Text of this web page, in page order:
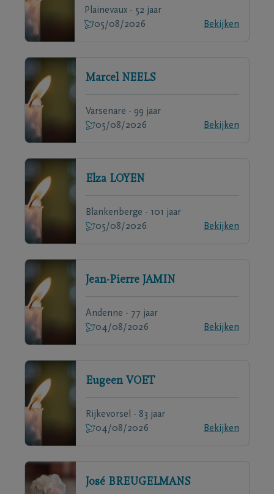
Plainevaux - 52 jaar
05/08/2026
Bekijken
Marcel NEELS
Varsenare - 99 jaar
05/08/2026
Bekijken
Elza LOYEN
Blankenberge - 101 jaar
05/08/2026
Bekijken
Jean-Pierre JAMIN
Andenne - 77 jaar
04/08/2026
Bekijken
Eugeen VOET
Rijkevorsel - 83 jaar
04/08/2026
Bekijken
José BREUGELMANS